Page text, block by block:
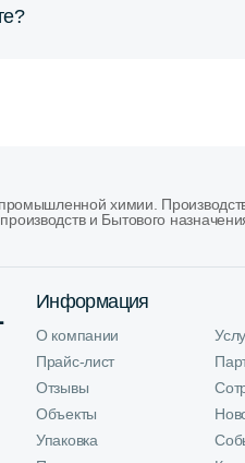
химии.
и Бытового
Информация
О компании
Прайс-лист
Отзывы
Объекты
Упаковка